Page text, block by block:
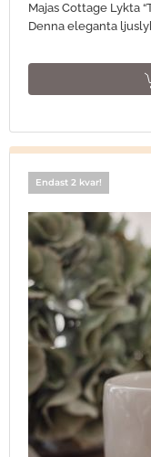
Majas Cottage Lykta
Denna eleganta
Endast 2 kvar!